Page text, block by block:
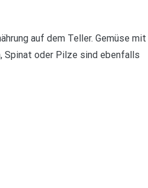
auf dem Teller. Gemüse mit
Spinat oder Pilze sind ebenfalls